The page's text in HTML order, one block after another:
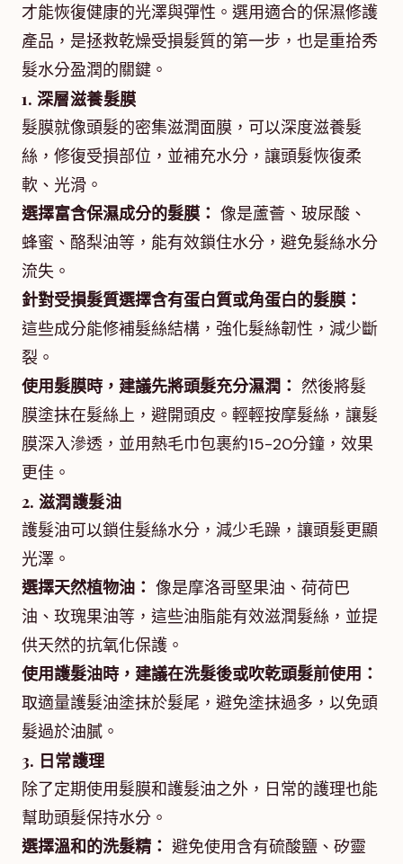
才能恢復健康的光澤與彈性。選用適合的保濕修護
產品，是拯救乾燥受損髮質的第一步，也是重拾秀
髮水分盈潤的關鍵。
1. 深層滋養髮膜
髮膜就像頭髮的密集滋潤面膜，可以深度滋養髮
絲，修復受損部位，並補充水分，讓頭髮恢復柔
軟、光滑。
選擇富含保濕成分的髮膜： 像是蘆薈、玻尿酸、
蜂蜜、酪梨油等，能有效鎖住水分，避免髮絲水分
流失。
針對受損髮質選擇含有蛋白質或角蛋白的髮膜：
這些成分能修補髮絲結構，強化髮絲韌性，減少斷
裂。
使用髮膜時，建議先將頭髮充分濕潤： 然後將髮
膜塗抹在髮絲上，避開頭皮。輕輕按摩髮絲，讓髮
膜深入滲透，並用熱毛巾包裹約15-20分鐘，效果
更佳。
2. 滋潤護髮油
護髮油可以鎖住髮絲水分，減少毛躁，讓頭髮更顯
光澤。
選擇天然植物油： 像是摩洛哥堅果油、荷荷巴
油、玫瑰果油等，這些油脂能有效滋潤髮絲，並提
供天然的抗氧化保護。
使用護髮油時，建議在洗髮後或吹乾頭髮前使用：
取適量護髮油塗抹於髮尾，避免塗抹過多，以免頭
髮過於油膩。
3. 日常護理
除了定期使用髮膜和護髮油之外，日常的護理也能
幫助頭髮保持水分。
選擇溫和的洗髮精： 避免使用含有硫酸鹽、矽靈